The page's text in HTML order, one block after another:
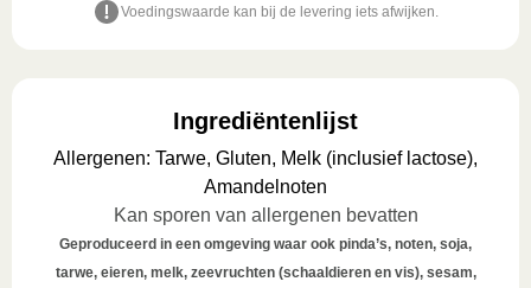
Voedingswaarde kan bij de levering iets afwijken.
Ingrediëntenlijst
Allergenen: Tarwe, Gluten, Melk (inclusief lactose),
Amandelnoten
Kan sporen van allergenen bevatten
Geproduceerd in een omgeving waar ook pinda’s, noten, soja,
tarwe, eieren, melk, zeevruchten (schaaldieren en vis), sesam,